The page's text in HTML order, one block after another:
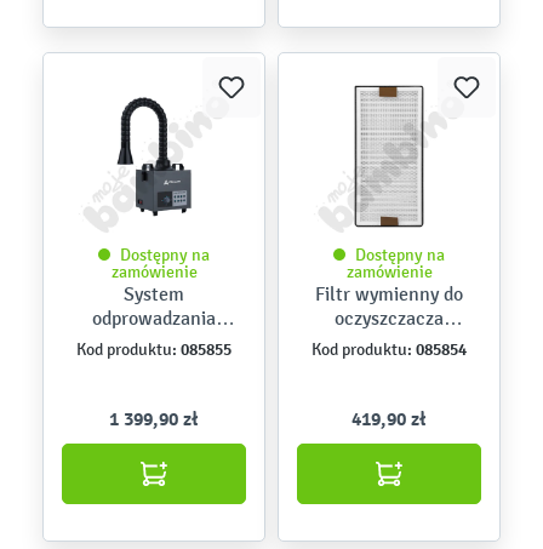
Dostępny na
zamówienie
System
odprowadzania
oparów Creality Fume
Kod produktu: 085855
1 399,90 zł
Dostępny na
zamówienie
Filtr wymienny do
oczyszczacza
powietrza Creality
Falcon AP1
Kod produktu: 085854
419,90 zł